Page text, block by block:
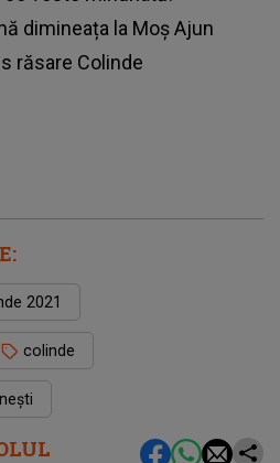
dimineața la Moș Ajun
răsare Colinde
2021
colinde